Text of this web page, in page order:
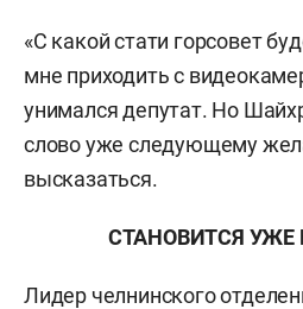
«С какой стати горсовет
мне приходить с
унимался депутат. Но
слово уже следующему
высказаться.
СТАНОВИТСЯ
Лидер челнинского